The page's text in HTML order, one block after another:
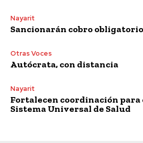
Nayarit
Sancionarán cobro
Otras Voces
Autócrata, con distancia
Nayarit
Fortalecen coordinación para
Sistema Universal de Salud